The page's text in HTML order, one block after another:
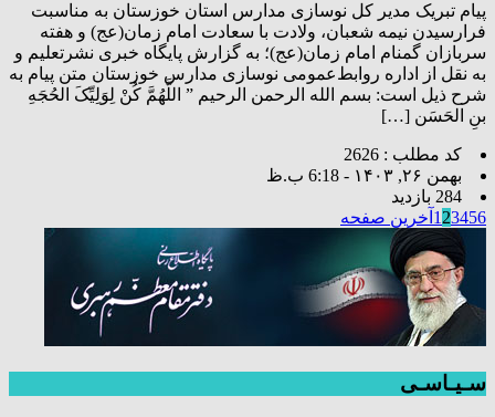
پیام تبریک مدیر کل نوسازی مدارس استان خوزستان به مناسبت
فرارسیدن نیمه شعبان، ولادت با سعادت امام زمان(عج) و هفته
سربازان گمنام امام زمان(عج)؛ به گزارش پایگاه خبری نشرتعلیم و
به نقل از اداره روابط‌عمومی نوسازی مدارس خوزستان متن پیام به
شرح ذیل است: بسم‌ الله الرحمن الرحیم‏ ” اللَّهُمَّ کُنْ لِوَلِیِّکَ الحُجَهِ
بنِ الحَسَن […]
کد مطلب : 2626
بهمن ۲۶, ۱۴۰۳ - 6:18 ب.ظ
284 بازدید
1 23456 آخرین صفحه
سـیـاسـی